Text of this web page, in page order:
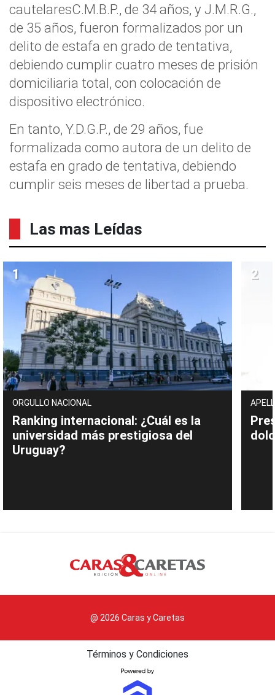
cautelaresC.M.B.P., de 34 años, y J.M.R.G.,
de 35 años, fueron formalizados por un
delito de estafa en grado de tentativa,
debiendo cumplir cuatro meses de prisión
domiciliaria total, con colocación de
dispositivo electrónico.
En tanto, Y.D.G.P., de 29 años, fue
formalizada como autora de un delito de
estafa en grado de tentativa, debiendo
cumplir seis meses de libertad a prueba.
Las mas Leídas
ORGULLO NACIONAL
Ranking internacional: ¿Cuál es la
universidad más prestigiosa del
Uruguay?
@ 2026 Caras y Caretas
Términos y Condiciones